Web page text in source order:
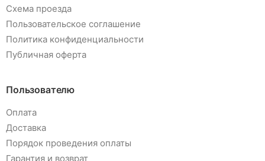
Схема проезда
Пользовательское соглашение
Политика конфиденциальности
Публичная оферта
Пользователю
Оплата
Доставка
Порядок проведения оплаты
Гарантия и возврат